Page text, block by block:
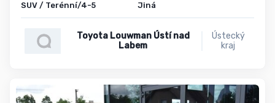
SUV / Terénní/4-5
Jiná
Toyota Louwman Ústí nad
Labem
Ústecký
kraj